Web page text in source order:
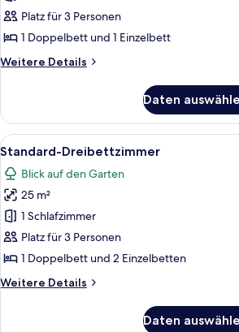
Platz für 3 Personen
1 Doppelbett und 1 Einzelbett
Weitere Details
Weitere
Daten
Alle
Fotos
für
Standard-
Dreibettzimmer
anzeigen
Ein
5
Standard-Dreibettzimmer
Blick auf den Garten
25 m²
1 Schlafzimmer
Platz für 3 Personen
1 Doppelbett und 2 Einzelbetten
Weitere Details
Weitere
Daten